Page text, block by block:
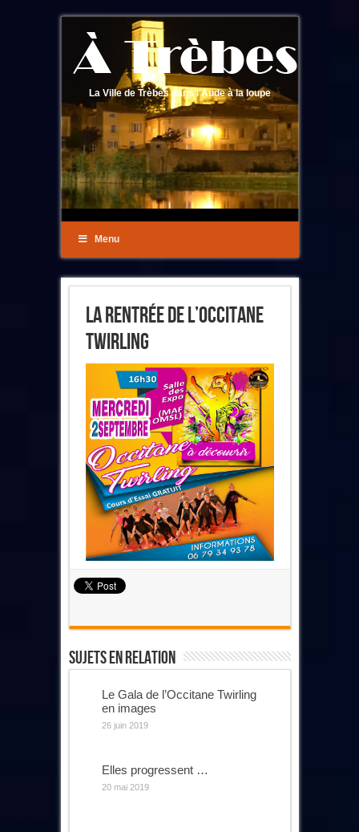
La Ville de Trèbes dans l'Aude à la loupe
Menu
La Rentrée De L’Occitane
Twirling
Sujets En Relation
Le Gala de l’Occitane Twirling
en images
26 juin 2019
Elles progressent …
20 mai 2019